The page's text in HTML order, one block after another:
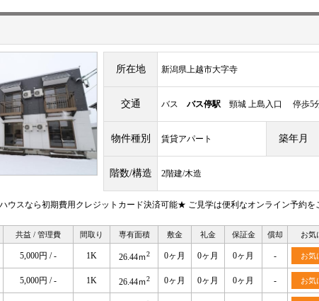
所在地 新潟県上越市大字寺
交通 バス バス停駅 頸城 上島入口 停歩5
物件種別 賃貸アパート 築年月
階数/構造 2階建/木造
ウスなら初期費用クレジットカード決済可能★ ご見学は便利なオンライン予約を
共益 / 管理費 間取り 専有面積 敷金 礼金 保証金 償却 お気
5,000円 / - 1K 26.44ｍ2 0ヶ月 0ヶ月 0ヶ月 - お気
5,000円 / - 1K 26.44ｍ2 0ヶ月 0ヶ月 0ヶ月 - お気